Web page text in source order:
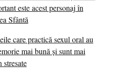
este acest personaj în
Sfântă
care practică sexul oral au
mai bună și sunt mai
stresate